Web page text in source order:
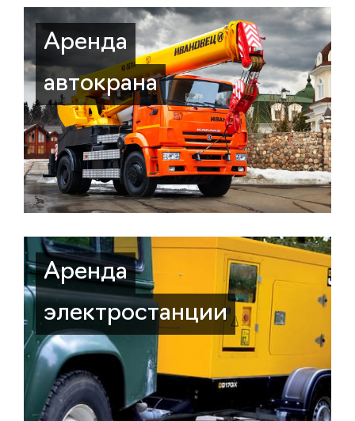
Аренда
автокрана
Аренда
электростанции